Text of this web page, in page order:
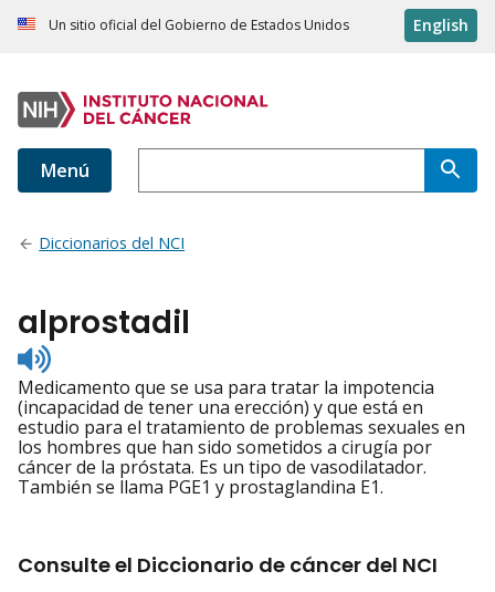
Un sitio oficial del Gobierno de Estados Unidos English
Menú
Diccionarios del NCI
alprostadil
Listen
to
pronunciation
Medicamento que se usa para tratar la impotencia
(incapacidad de tener una erección) y que está en
estudio para el tratamiento de problemas sexuales en
los hombres que han sido sometidos a cirugía por
cáncer de la próstata. Es un tipo de vasodilatador.
También se llama PGE1 y prostaglandina E1.
Consulte el Diccionario de cáncer del NCI